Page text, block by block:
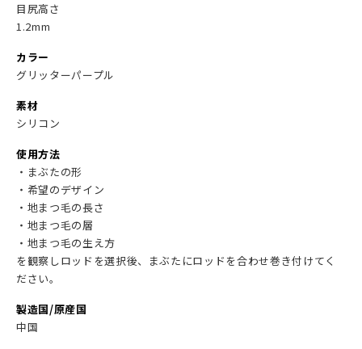
目尻高さ
1.2mm
カラー
グリッターパープル
素材
シリコン
使用方法
・まぶたの形
・希望のデザイン
・地まつ毛の長さ
・地まつ毛の層
・地まつ毛の生え方
を観察しロッドを選択後、まぶたにロッドを合わせ巻き付けてく
ださい。
製造国/原産国
中国